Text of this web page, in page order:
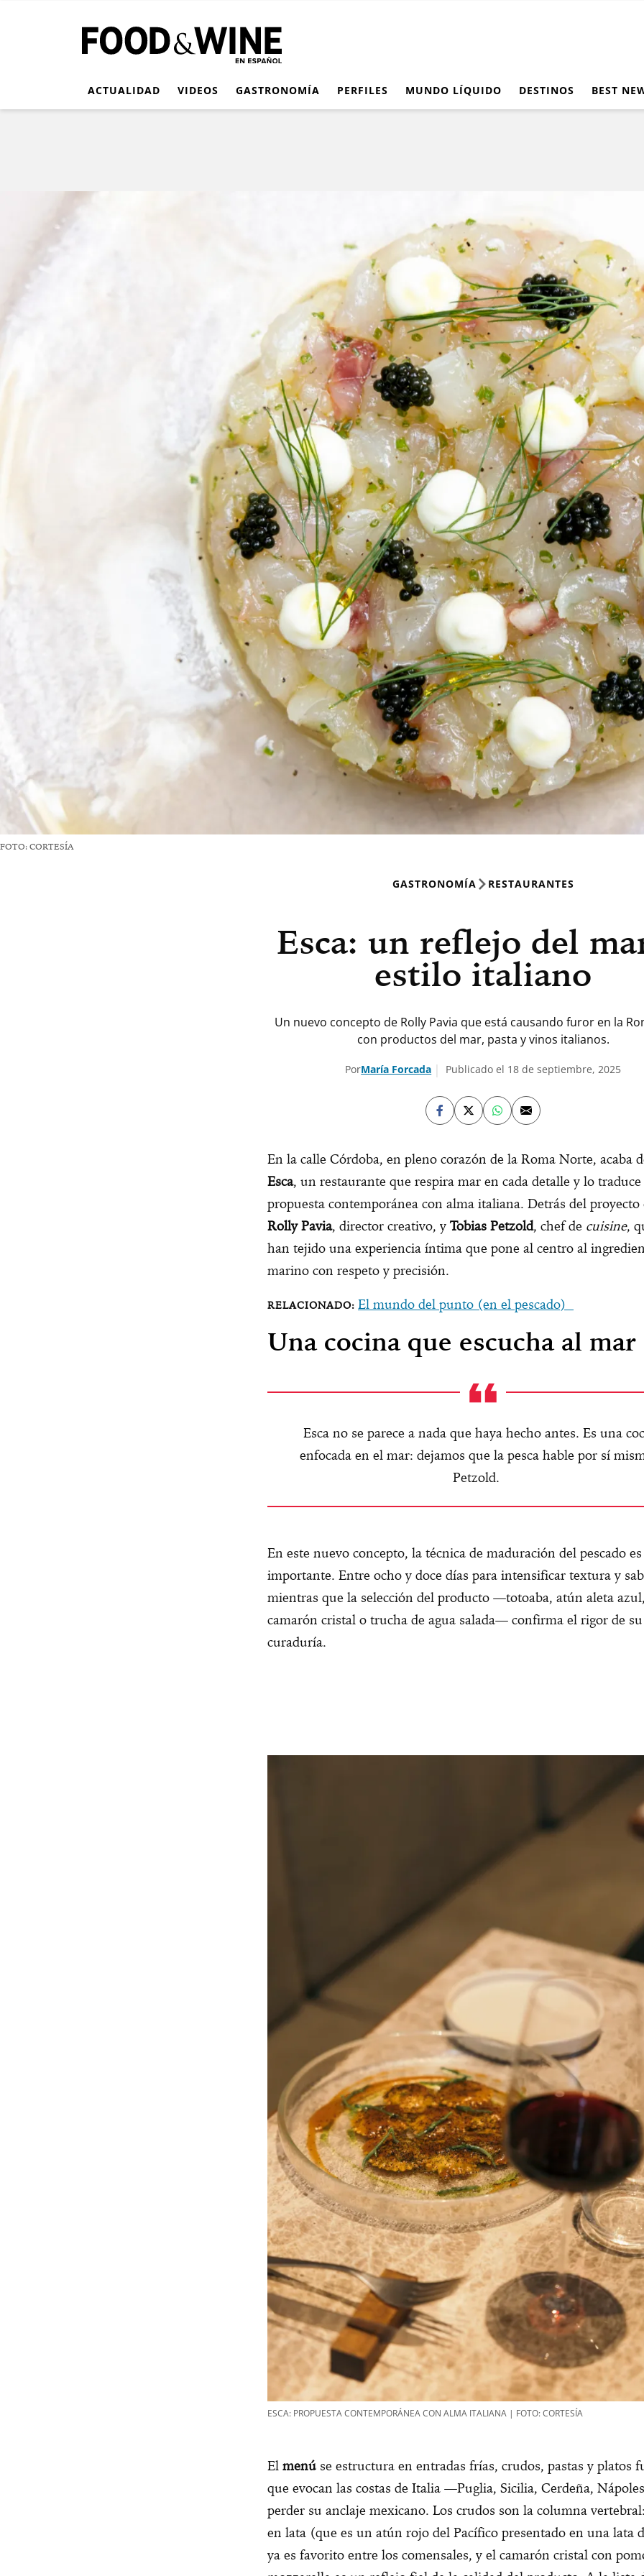
ACTUALIDAD VIDEOS GASTRONOMÍA PERFILES MUNDO LÍQUIDO DESTINOS BEST
FOTO: CORTESÍA
GASTRONOMÍA RESTAURANTES
Esca: un reflejo del
estilo italiano
Un nuevo concepto de Rolly Pavia que está causando furor en la
con productos del mar, pasta y vinos italianos.
PorMaría Forcada Publicado el 18 de septiembre, 2025
En la calle Córdoba, en pleno corazón de la Roma Norte, acaba
Esca, un restaurante que respira mar en cada detalle y lo
propuesta contemporánea con alma italiana. Detrás del proyecto
Rolly Pavia, director creativo, yTobias Petzold, chef de cuisine,
han tejido una experiencia íntima que pone al centro al
marino con respeto y precisión.
El mundo del punto (en el pescado)
Una cocina que escucha al mar
Esca no se parece a nada que haya hecho antes. Es una
enfocada en el mar: dejamos que la pesca hable por sí
Petzold.
En este nuevo concepto, la técnica de maduración del pescado es
importante. Entre ocho y doce días para intensificar textura y
mientras que la selección del producto —totoaba, atún aleta
camarón cristal o trucha de agua salada— confirma el rigor de su
curaduría.
ESCA: PROPUESTA CONTEMPORÁNEA CON ALMA ITALIANA | FOTO: CORTESÍA
El menú se estructura en entradas frías, crudos, pastas y platos
que evocan las costas de Italia —Puglia, Sicilia, Cerdeña,
perder su anclaje mexicano. Los crudos son la columna
en lata (que es un atún rojo del Pacífico presentado en una lata
ya es favorito entre los comensales, y el camarón cristal con